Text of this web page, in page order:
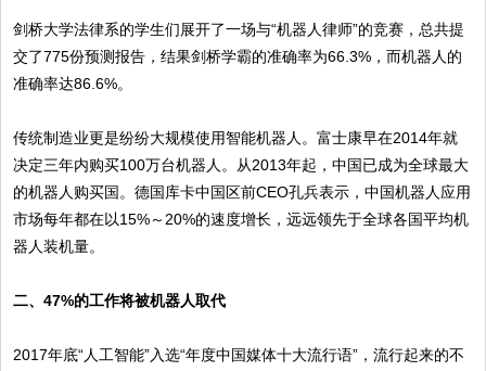
剑桥大学法律系的学生们展开了一场与“机器人律师”的竞赛，总共提
交了775份预测报告，结果剑桥学霸的准确率为66.3%，而机器人的
准确率达86.6%。
传统制造业更是纷纷大规模使用智能机器人。富士康早在2014年就
决定三年内购买100万台机器人。从2013年起，中国已成为全球最大
的机器人购买国。德国库卡中国区前CEO孔兵表示，中国机器人应用
市场每年都在以15%～20%的速度增长，远远领先于全球各国平均机
器人装机量。
二、47%的工作将被机器人取代
2017年底“人工智能”入选“年度中国媒体十大流行语”，流行起来的不